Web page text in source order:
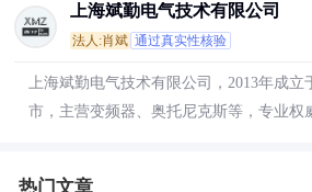
上海斌勤电气技术有限公司
法人:肖斌 通过真实性核验
上海斌勤电气技术有限公司，2013年成立
市，主营变频器、奥托尼克斯等，专业权
热门文章